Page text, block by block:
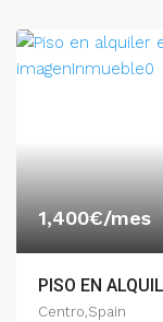
1,400€/mes
Centro,Spain